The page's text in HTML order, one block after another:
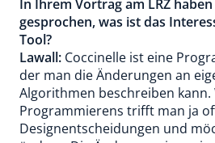
In Ihrem Vortrag am LRZ
gesprochen, was ist das
Tool?
Lawall: Coccinelle ist eine
der man die Änderungen an
Algorithmen beschreiben kann.
Programmierens trifft man ja
Designentscheidungen und